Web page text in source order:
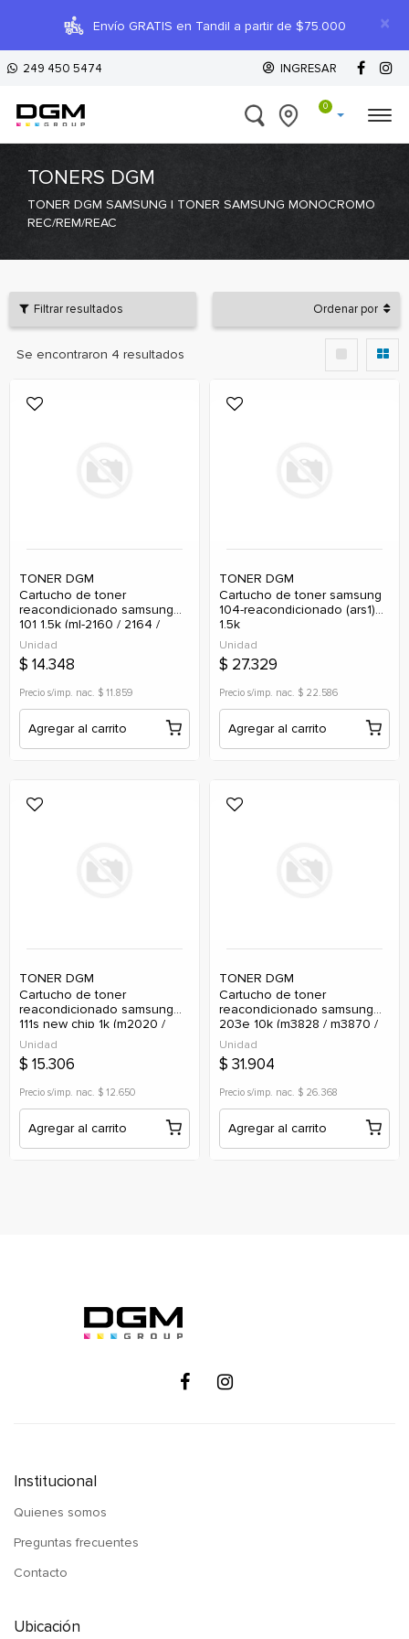
×
Envío GRATIS en Tandil a partir de $75.000
249 450 5474 INGRESAR
0
TONERS DGM
TONER DGM SAMSUNG | TONER SAMSUNG MONOCROMO
REC/REM/REAC
Filtrar resultados Ordenar por
Se encontraron 4 resultados
TONER DGM
cartucho de toner
reacondicionado samsung
101 1.5k (ml-2160 / 2164 /
2165 -scx-3400 / 3405 )
Unidad
$ 14.348
Precio s/imp. nac. $ 11.859
Agregar al carrito
TONER DGM
cartucho de toner samsung
104-reacondicionado (ars1)
1.5k
Unidad
$ 27.329
Precio s/imp. nac. $ 22.586
Agregar al carrito
TONER DGM
cartucho de toner
reacondicionado samsung
111s new chip 1k (m2020 /
m2220 / m2070w)
Unidad
$ 15.306
Precio s/imp. nac. $ 12.650
Agregar al carrito
TONER DGM
cartucho de toner
reacondicionado samsung
203e 10k (m3828 / m3870 /
m4020 / m4072)
Unidad
$ 31.904
Precio s/imp. nac. $ 26.368
Agregar al carrito
Institucional
Quienes somos
Preguntas frecuentes
Contacto
Ubicación